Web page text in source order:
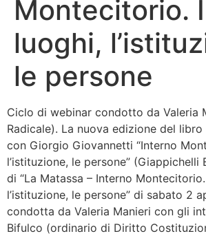
Quelli
Bandolo
Montecitorio. I
luoghi,
le persone
Ciclo di webinar condotto da Valeria
Radicale). La nuova edizione del
con Giorgio Giovannetti “Interno
l’istituzione, le persone” (Giappichelli
di “La Matassa – Interno
l’istituzione, le persone” di sabato 2
condotta da Valeria Manieri con gli
Bifulco (ordinario di Diritto